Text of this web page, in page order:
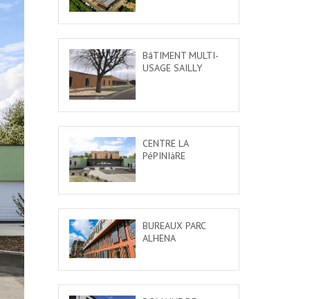
BâTIMENT MULTI-
USAGE SAILLY
CENTRE LA
PéPINIàRE
BUREAUX PARC
ALHENA